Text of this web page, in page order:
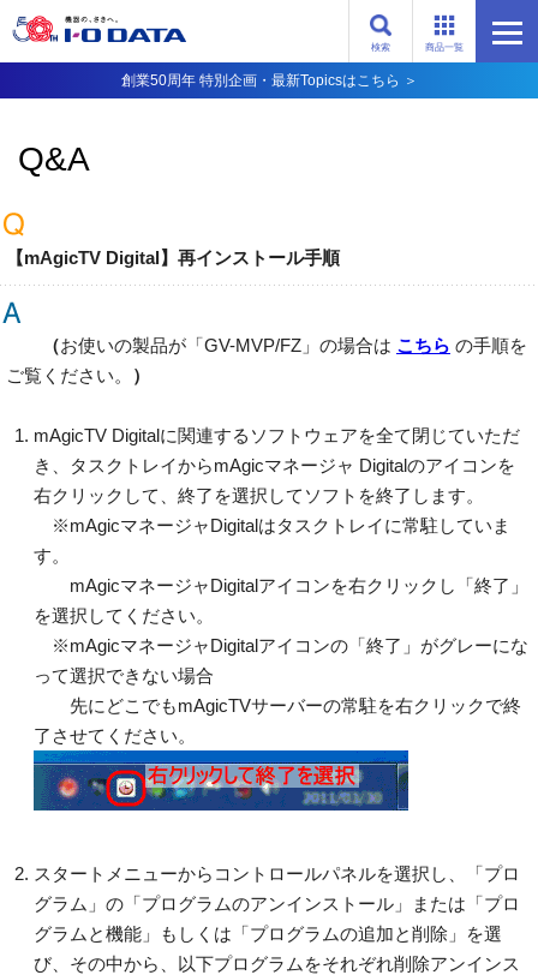
商品一覧
検索
創業50周年 特別企画・最新Topicsはこちら ＞
Q&A
【mAgicTV Digital】再インストール手順
（お使いの製品が「GV-MVP/FZ」の場合は こちら の手順を
ご覧ください。
）
mAgicTV Digitalに関連するソフトウェアを全て閉じていただ
き、タスクトレイからmAgicマネージャ Digitalのアイコンを
右クリックして、終了を選択してソフトを終了します。
※mAgicマネージャDigitalはタスクトレイに常駐していま
す。
mAgicマネージャDigitalアイコンを右クリックし「終了」
を選択してください。
※mAgicマネージャDigitalアイコンの「終了」がグレーにな
って選択できない場合
先にどこでもmAgicTVサーバーの常駐を右クリックで終
了させてください。
スタートメニューからコントロールパネルを選択し、「プロ
グラム」の「プログラムのアンインストール」または「プロ
グラムと機能」もしくは「プログラムの追加と削除」を選
び、その中から、以下プログラムをそれぞれ削除アンインス